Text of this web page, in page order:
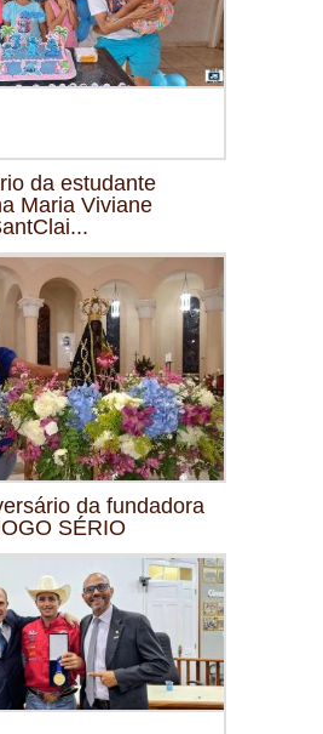
da estudante
Maria Viviane
da fundadora
SÉRIO